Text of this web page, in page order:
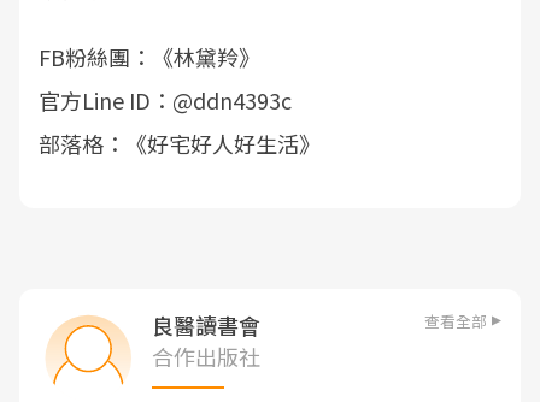
FB粉絲團：《林黛羚》
官方Line ID：@ddn4393c
部落格：《好宅好人好生活》
良醫讀書會 查看全部
合作出版社